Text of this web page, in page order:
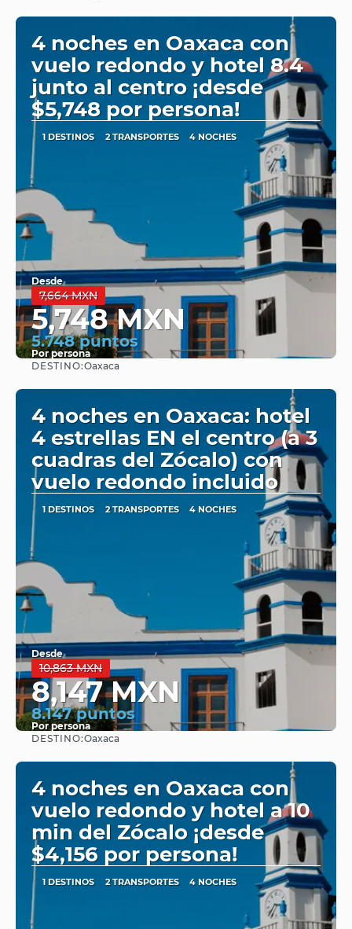
4 noches en Oaxaca con
vuelo redondo y hotel 8.4
junto al centro ¡desde
$5,748 por persona!
1 DESTINOS 2 TRANSPORTES 4 NOCHES
Desde
7,664 MXN
5,748 MXN
5.748 puntos
Por persona
DESTINO:Oaxaca
4 noches en Oaxaca: hotel
4 estrellas EN el centro (a 3
cuadras del Zócalo) con
vuelo redondo incluido
1 DESTINOS 2 TRANSPORTES 4 NOCHES
Desde
10,863 MXN
8,147 MXN
8.147 puntos
Por persona
DESTINO:Oaxaca
4 noches en Oaxaca con
vuelo redondo y hotel a 10
min del Zócalo ¡desde
$4,156 por persona!
1 DESTINOS 2 TRANSPORTES 4 NOCHES